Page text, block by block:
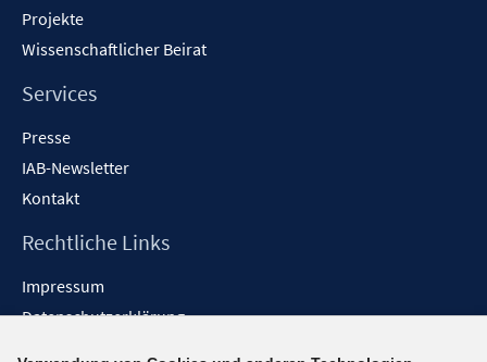
Projekte
Wissenschaftlicher Beirat
Services
Presse
IAB-Newsletter
Kontakt
Rechtliche Links
Impressum
Datenschutzerklärung